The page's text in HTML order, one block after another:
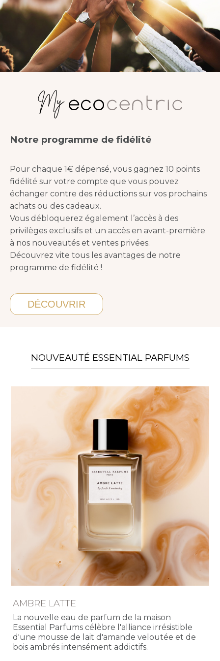
My
Notre programme de fidélité
Pour chaque 1€ dépensé, vous gagnez 10 points
fidélité sur votre compte que vous pouvez
échanger contre des réductions sur vos prochains
achats ou des cadeaux.
Vous débloquerez également l’accès à des
privilèges exclusifs et un accès en avant-première
à nos nouveautés et ventes privées.
Découvrez vite tous les avantages de notre
programme de fidélité !
DÉCOUVRIR
NOUVEAUTÉ ESSENTIAL PARFUMS
AMBRE LATTE
La nouvelle eau de parfum de la maison
Essential Parfums célèbre l'alliance irrésistible
d'une mousse de lait d'amande veloutée et de
bois ambrés intensément addictifs.